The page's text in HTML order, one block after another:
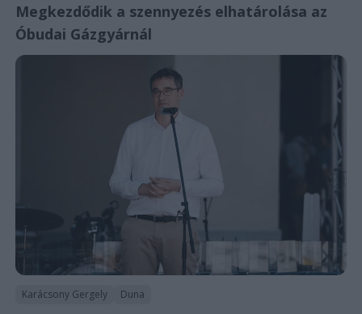
Megkezdődik a szennyezés elhatárolása az
Óbudai Gázgyárnál
Karácsony Gergely Duna